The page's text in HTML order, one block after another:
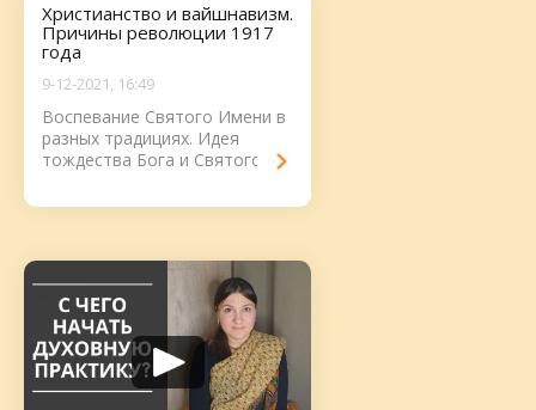
Христианство и вайшнавизм.
Причины революции 1917
года
9-12-2021, 16:49
Воспевание Святого Имени в
разных традициях. Идея
тождества Бога и Святого